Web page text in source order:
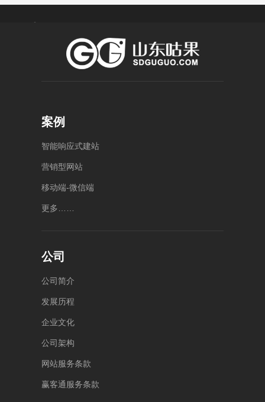
菏 泽
济 宁
泰 安
莱 芜
案例
智能响应式建站
营销型网站
移动端-微信端
更多
公司
公司简介
发展历程
企业文化
公司架构
网站服务条款
赢客通 服务条款